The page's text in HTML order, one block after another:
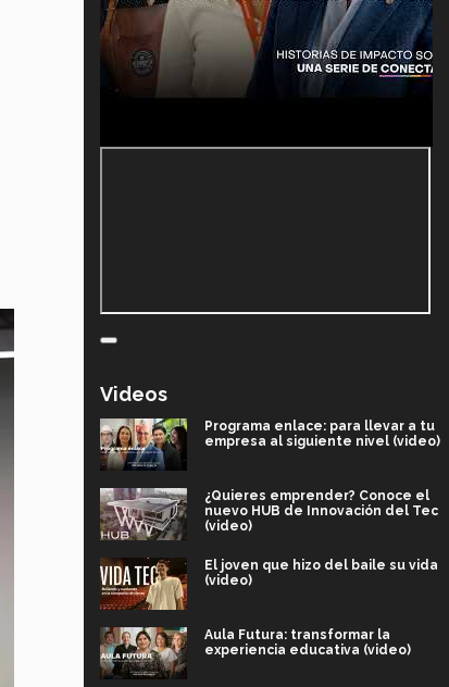
Videos
Programa enlace: para llevar a tu
empresa al siguiente nivel (video)
¿Quieres emprender? Conoce el
nuevo HUB de Innovación del Tec
(video)
El joven que hizo del baile su vida
(video)
Aula Futura: transformar la
experiencia educativa (video)